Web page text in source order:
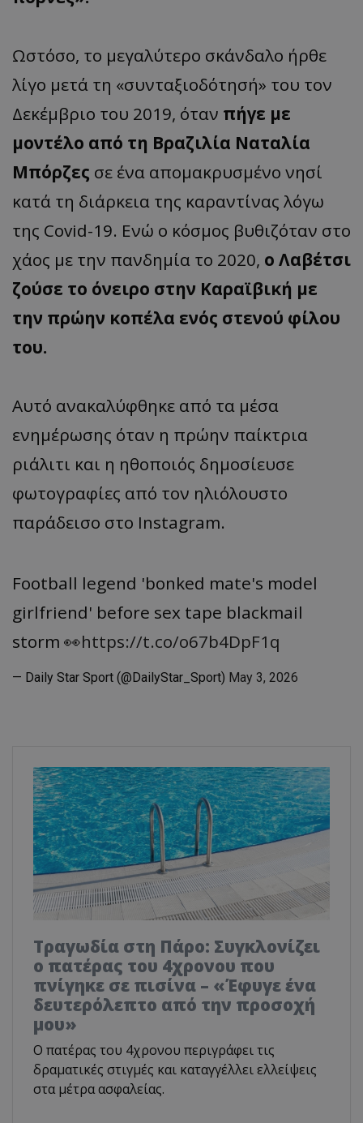
Ωστόσο, το μεγαλύτερο σκάνδαλο ήρθε
λίγο μετά τη «συνταξιοδότησή» του τον
Δεκέμβριο του 2019, όταν πήγε με
μοντέλο από τη Βραζιλία Ναταλία
Μπόρζες σε ένα απομακρυσμένο νησί
κατά τη διάρκεια της καραντίνας λόγω
της Covid-19. Ενώ ο κόσμος βυθιζόταν στο
χάος με την πανδημία το 2020, ο Λαβέτσι
ζούσε το όνειρο στην Καραϊβική με
την πρώην κοπέλα ενός στενού φίλου
του.
Αυτό ανακαλύφθηκε από τα μέσα
ενημέρωσης όταν η πρώην παίκτρια
ριάλιτι και η ηθοποιός δημοσίευσε
φωτογραφίες από τον ηλιόλουστο
παράδεισο στο Instagram.
Football legend 'bonked mate's model
girlfriend' before sex tape blackmail
storm 👀https://t.co/o67b4DpF1q
— Daily Star Sport (@DailyStar_Sport) May 3, 2026
Τραγωδία στη Πάρο: Συγκλονίζει
ο πατέρας του 4χρονου που
πνίγηκε σε πισίνα – «Έφυγε ένα
δευτερόλεπτο από την προσοχή
μου»
Ο πατέρας του 4χρονου περιγράφει τις
δραματικές στιγμές και καταγγέλλει ελλείψεις
στα μέτρα ασφαλείας.